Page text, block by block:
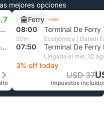
mejores opciones
Puerto Harbourfront, Singapur
Terminal De Ferrys Centro De Batam
Ferry
08:00
50m Económica | Batam
07:50
Llegada el mié. 12
3% off today
USD 37
Impuestos